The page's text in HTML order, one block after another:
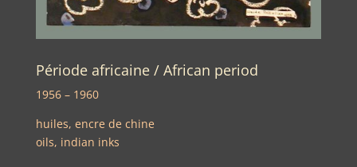
Période africaine / African period
1956 – 1960
huiles, encre de chine
oils, indian inks